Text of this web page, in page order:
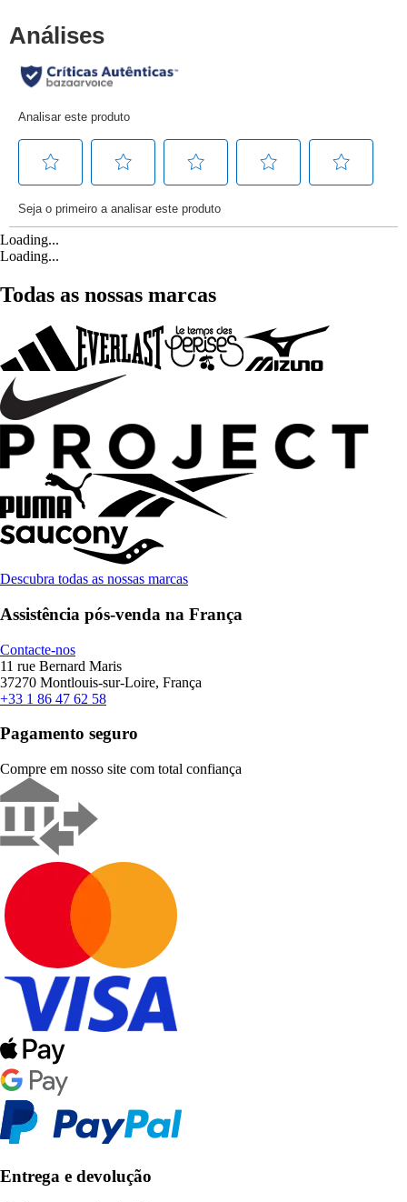
Loading...
Loading...
Todas as nossas marcas
Descubra todas as nossas marcas
Assistência pós-venda na França
Contacte-nos
11 rue Bernard Maris
37270 Montlouis-sur-Loire, França
+33 1 86 47 62 58
Pagamento seguro
Compre em nosso site com total confiança
Entrega e devolução